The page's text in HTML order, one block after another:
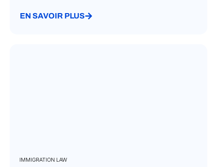
EN SAVOIR PLUS
IMMIGRATION LAW